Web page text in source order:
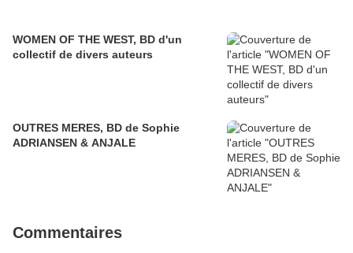
WOMEN OF THE WEST, BD d'un
collectif de divers auteurs
OUTRES MERES, BD de Sophie
ADRIANSEN & ANJALE
Commentaires